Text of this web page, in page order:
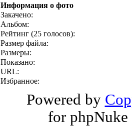
Информация о фото
Закачено:
Альбом:
Рейтинг (25 голосов):
Размер файла:
Размеры:
Показано:
URL:
Избранное:
Powered by
for